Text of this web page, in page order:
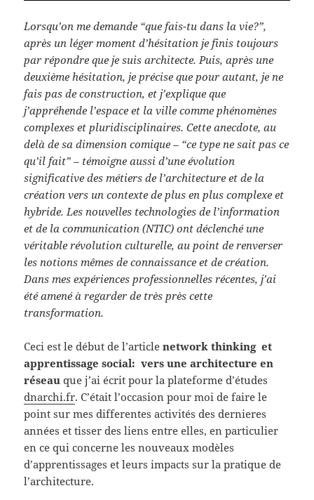
Lorsqu’on me demande “que fais-tu dans la vie?”,
après un léger moment d’hésitation je finis toujours
par répondre que je suis architecte. Puis, après une
deuxième hésitation, je précise que pour autant, je ne
fais pas de construction, et j’explique que
j’appréhende l’espace et la ville comme phénomènes
complexes et pluridisciplinaires. Cette anecdote, au
delà de sa dimension comique – “ce type ne sait pas ce
qu’il fait” – témoigne aussi d’une évolution
significative des métiers de l’architecture et de la
création vers un contexte de plus en plus complexe et
hybride. Les nouvelles technologies de l’information
et de la communication (NTIC) ont déclenché une
véritable révolution culturelle, au point de renverser
les notions mêmes de connaissance et de création.
Dans mes expériences professionnelles récentes, j’ai
été amené à regarder de très près cette
transformation.
Ceci est le début de l’articlenetwork thinking et
apprentissage social: vers une architecture en
réseau que j’ai écrit pour la plateforme d’études
dnarchi.fr. C’était l’occasion pour moi de faire le
point sur mes differentes activités des dernieres
années et tisser des liens entre elles, en particulier
en ce qui concerne les nouveaux modèles
d’apprentissages et leurs impacts sur la pratique de
l’architecture.